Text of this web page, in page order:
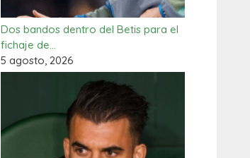
Dos bandos dentro del Betis para el
fichaje de…
5 agosto, 2026